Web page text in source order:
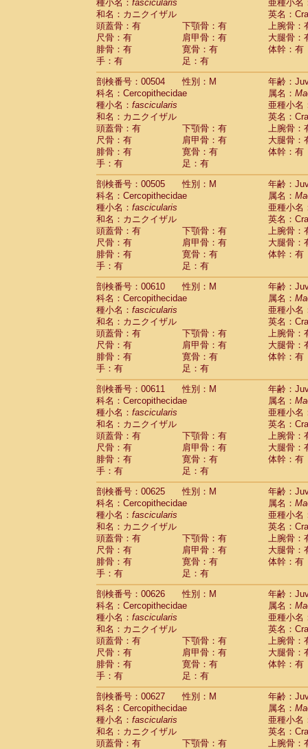
種小名： fascicularis
亜種小名
和名：カニクイザル
英名：
頭蓋骨：有
下顎骨：有
上腕骨：
尺骨：有
肩甲骨：有
大腿骨：
腓骨：有
寛骨：有
体幹：有
手：有
足：有
剖検番号：00504
性別：M
年齢：
科名：Cercopithecidae
属名：
種小名： fascicularis
亜種小名
和名：カニクイザル
英名：
頭蓋骨：有
下顎骨：有
上腕骨：
尺骨：有
肩甲骨：有
大腿骨：
腓骨：有
寛骨：有
体幹：有
手：有
足：有
剖検番号：00505
性別：M
年齢：
科名：Cercopithecidae
属名：
種小名： fascicularis
亜種小名
和名：カニクイザル
英名：
頭蓋骨：有
下顎骨：有
上腕骨：
尺骨：有
肩甲骨：有
大腿骨：
腓骨：有
寛骨：有
体幹：有
手：有
足：有
剖検番号：00610
性別：M
年齢：
科名：Cercopithecidae
属名：
種小名： fascicularis
亜種小名
和名：カニクイザル
英名：
頭蓋骨：有
下顎骨：有
上腕骨：
尺骨：有
肩甲骨：有
大腿骨：
腓骨：有
寛骨：有
体幹：有
手：有
足：有
剖検番号：00611
性別：M
年齢：
科名：Cercopithecidae
属名：
種小名： fascicularis
亜種小名
和名：カニクイザル
英名：
頭蓋骨：有
下顎骨：有
上腕骨：
尺骨：有
肩甲骨：有
大腿骨：
腓骨：有
寛骨：有
体幹：有
手：有
足：有
剖検番号：00625
性別：M
年齢：
科名：Cercopithecidae
属名：
種小名： fascicularis
亜種小名
和名：カニクイザル
英名：
頭蓋骨：有
下顎骨：有
上腕骨：
尺骨：有
肩甲骨：有
大腿骨：
腓骨：有
寛骨：有
体幹：有
手：有
足：有
剖検番号：00626
性別：M
年齢：
科名：Cercopithecidae
属名：
種小名： fascicularis
亜種小名
和名：カニクイザル
英名：
頭蓋骨：有
下顎骨：有
上腕骨：
尺骨：有
肩甲骨：有
大腿骨：
腓骨：有
寛骨：有
体幹：有
手：有
足：有
剖検番号：00627
性別：M
年齢：
科名：Cercopithecidae
属名：
種小名： fascicularis
亜種小名
和名：カニクイザル
英名：
頭蓋骨：有
下顎骨：有
上腕骨：